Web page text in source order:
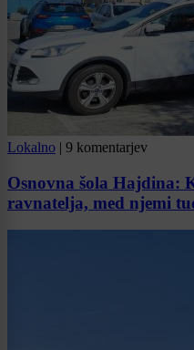
Lokalno | 9 komentarjev
Osnovna šola Hajdina:
ravnatelja, med njemi